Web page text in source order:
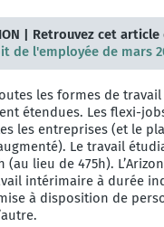
| Retrouvez cet
de l'employée de mars
les formes de
étendues. Les flexi-
les entreprises (et le
Le travail
(au lieu de 475h).
intérimaire à durée
à disposition de